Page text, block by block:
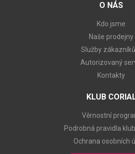
O NÁS
Kdo jsme
Naše prodejny
Služby
Autorizovaný
Kontakty
KLUB
Věrnostní
Podrobná pravidla
Ochrana osobních